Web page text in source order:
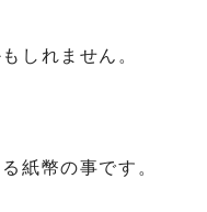
しれません。
紙幣の事です。